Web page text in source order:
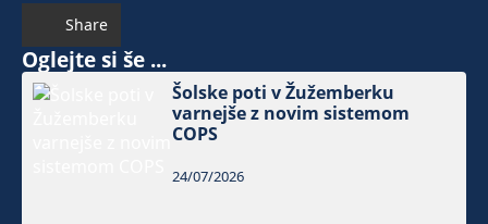
Share
Oglejte si še ...
Šolske poti v Žužemberku
varnejše z novim sistemom
COPS
24/07/2026